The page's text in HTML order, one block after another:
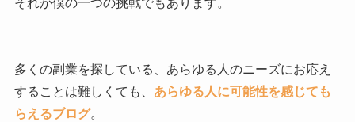
それが僕の一つの挑戦でもあります。
多くの副業を探している、あらゆる人のニーズにお応え
することは難しくても、 あらゆる人に可能性を感じても
らえるブログ。